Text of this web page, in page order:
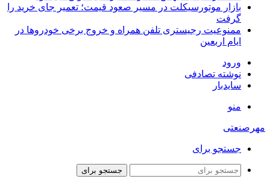
بازار موتورسیکلت در مسیر صعود قیمت؛ تعمیر جای خرید را
گرفت
ممنوعیت رجیستری تلفن همراه و خروج برخی خودروها در
ایام اربعین
ورود
نوشته تصادفی
سایدبار
منو
مهرصنعتی
جستجو برای
جستجو برای